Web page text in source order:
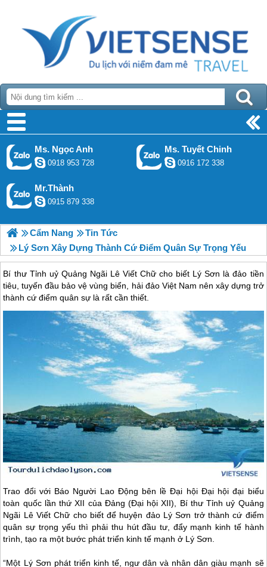
Ms. Ngọc Anh
0918 953 728
Ms. Tuyết Chinh
0916 172 338
Mr.Thành
0915 879 338
Cẩm Nang
Tin Tức
Lý Sơn Xây Dựng Thành Cứ Điểm Quân Sự Trọng Yếu
Bí thư Tỉnh uỷ Quảng Ngãi Lê Viết Chữ cho biết Lý Sơn là đảo tiền
tiêu, tuyến đầu bảo vệ vùng biển, hải đảo Việt Nam nên xây dựng trở
thành cứ điểm quân sự là rất cần thiết.
Trao đổi với Báo Người Lao Động bên lề Đại hội Đại hội đại biểu
toàn quốc lần thứ XII của Đảng (Đại hội XII), Bí thư Tỉnh uỷ Quảng
Ngãi Lê Viết Chữ cho biết để huyện đảo Lý Sơn trở thành cứ điểm
quân sự trọng yếu thì phải thu hút đầu tư, đẩy mạnh kinh tế hành
trình, tạo ra một bước phát triển kinh tế mạnh ở Lý Sơn
“Một Lý Sơn phát triển kinh tế, ngư dân và nhân dân giàu mạnh sẽ